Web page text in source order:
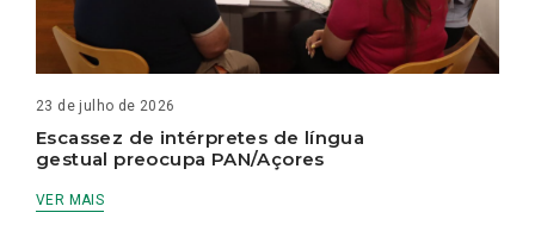
23 de julho de 2026
Escassez de intérpretes de língua
gestual preocupa PAN/Açores
VER MAIS